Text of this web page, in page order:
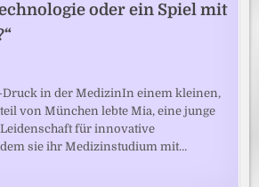
oder ein Spiel mit
Druck in der MedizinIn einem kleinen,
von München lebte Mia, eine junge
für innovative
sie ihr Medizinstudium mit…